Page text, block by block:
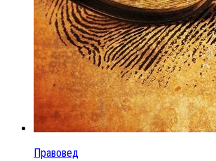
Правовед